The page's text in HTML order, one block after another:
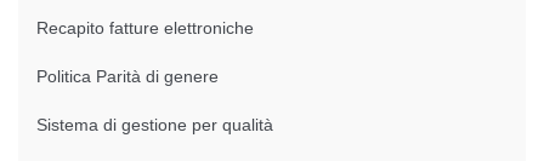
Recapito fatture elettroniche
Politica Parità di genere
Sistema di gestione per qualità